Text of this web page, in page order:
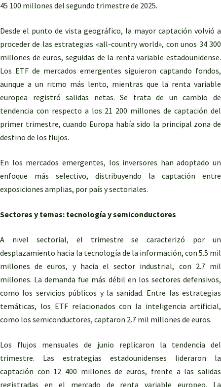
45 100 millones del segundo trimestre de 2025.
Desde el punto de vista geográfico, la mayor captación volvió a
proceder de las estrategias «all-country world», con unos 34 300
millones de euros, seguidas de la renta variable estadounidense.
Los ETF de mercados emergentes siguieron captando fondos,
aunque a un ritmo más lento, mientras que la renta variable
europea registró salidas netas. Se trata de un cambio de
tendencia con respecto a los 21 200 millones de captación del
primer trimestre, cuando Europa había sido la principal zona de
destino de los flujos.
En los mercados emergentes, los inversores han adoptado un
enfoque más selectivo, distribuyendo la captación entre
exposiciones amplias, por país y sectoriales.
Sectores y temas: tecnología y semiconductores
A nivel sectorial, el trimestre se caracterizó por un
desplazamiento hacia la tecnología de la información, con 5.5 mil
millones de euros, y hacia el sector industrial, con 2.7 mil
millones. La demanda fue más débil en los sectores defensivos,
como los servicios públicos y la sanidad. Entre las estrategias
temáticas, los ETF relacionados con la inteligencia artificial,
como los semiconductores, captaron 2.7 mil millones de euros.
Los flujos mensuales de junio replicaron la tendencia del
trimestre. Las estrategias estadounidenses lideraron la
captación con 12 400 millones de euros, frente a las salidas
registradas en el mercado de renta variable europeo. La